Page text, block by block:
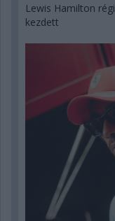
Lewis Hamilton
kezdett